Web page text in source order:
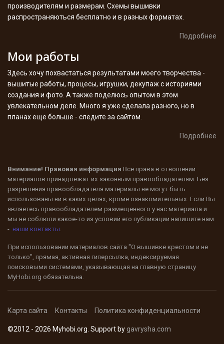
производителям и размерам. Схемы вышивки
распространяються бесплатно и в разных форматах.
Подробнее
Мои работы
Здесь хочу похвастаться результатами моего творчества -
вышитые работы, процесы, игрушки, декупаж с историями
создания и фото. А также поделюсь опытом в этом
увлекательном деле. Много я уже сделала разного, но в
планах еще больше - следите за сайтом.
Подробнее
Внимание! Правовая информация Все права в отношении
материалов принадлежат их законным правообладателям. Без
разрешения правообладателя материалы не могут быть
использованы ни в каких целях, кроме ознакомительных. Если Вы
являетесь правообладателем размещенного у нас материала и
мы не соблюли какое-то из условий его публикации напишите нам
- наши контакты.
При использовании материалов сайта "О вышивке крестом и не
только", прямая, активная гиперсылка, индексируемая
поисковыми системами, указывающая на главную страницу
MyHobi.org обязательна.
Карта сайта Контакты Политика конфиденциальности
©2012 - 2026 Myhobi.org. Support bygavrysha.com